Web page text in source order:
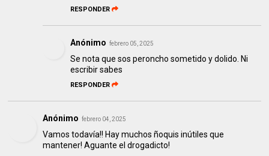
RESPONDER
Anónimo febrero 05, 2025
Se nota que sos peroncho sometido y dolido. Ni
escribir sabes
RESPONDER
Anónimo febrero 04, 2025
Vamos todavía!! Hay muchos ñoquis inútiles que
mantener! Aguante el drogadicto!